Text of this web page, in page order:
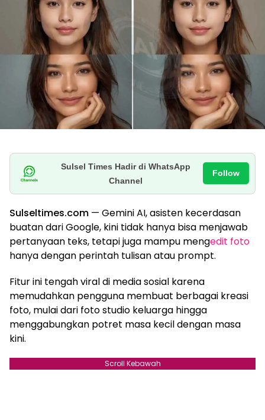
Sulsel Times Hadir di WhatsApp
Channel
Follow
Sulseltimes.com — Gemini AI, asisten kecerdasan
buatan dari Google, kini tidak hanya bisa menjawab
pertanyaan teks, tetapi juga mampu mengedit foto
hanya dengan perintah tulisan atau prompt.
Fitur ini tengah viral di media sosial karena
memudahkan pengguna membuat berbagai kreasi
foto, mulai dari foto studio keluarga hingga
menggabungkan potret masa kecil dengan masa
kini.
Scroll Kebawah